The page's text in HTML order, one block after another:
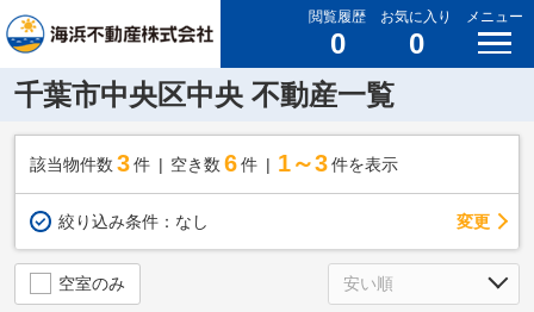
閲覧履歴
0
お気に入り
0
メニュー
千葉市中央区中央 不動産一覧
該当物件数 3件 空き数 6 件 1～3 件を表示
絞り込み条件： なし 変更
空室のみ